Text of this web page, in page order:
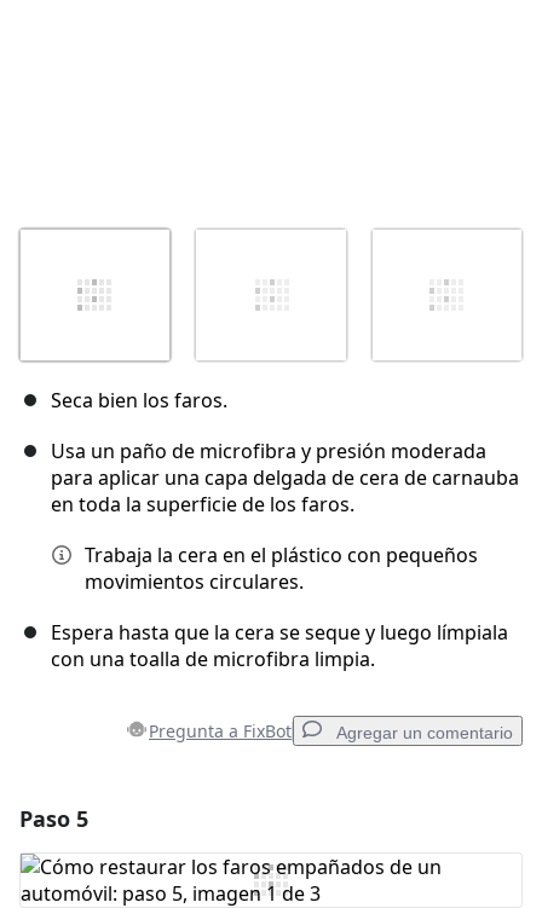
Seca bien los faros.
Usa un paño de microfibra y presión moderada
para aplicar una capa delgada de cera de carnauba
en toda la superficie de los faros.
Trabaja la cera en el plástico con pequeños
movimientos circulares.
Espera hasta que la cera se seque y luego límpiala
con una toalla de microfibra limpia.
Pregunta a FixBot Agregar un comentario
Agregar Comentario
Paso 5